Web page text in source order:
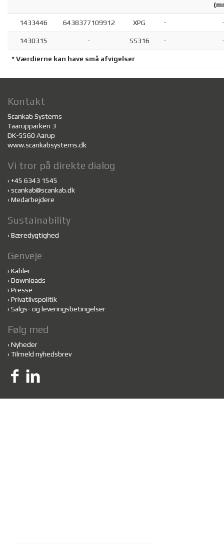
1433446 6438377109912 XPG -
1430315 - SS316 -
* Værdierne kan have små afvigelser
Kontakt
Scankab Systems
Taarupparken 3
DK-5560 Aarup
www.scankabsystems.dk
Vi tror på direkte dialog
› +45 6343 1545
› scankab@scankab.dk
› Medarbejdere
Sustainability
› Bæredygtighed
Genveje
› Kabler
› Downloads
› Presse
› Privatlivspolitik
› Salgs- og leveringsbetingelser
Følg med
› Nyheder
› Tilmeld nyhedsbrev